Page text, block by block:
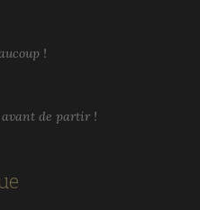
!
avant de partir !